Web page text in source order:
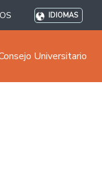
IDIOMAS
Universitario